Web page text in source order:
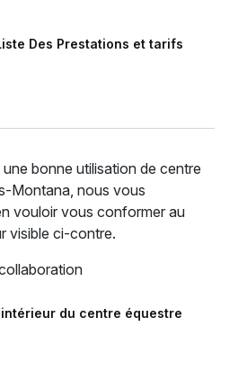
Des Prestations et tarifs
bonne utilisation de centre
Montana, nous vous
vouloir vous conformer au
visible ci-contre.
intérieur du centre équestre